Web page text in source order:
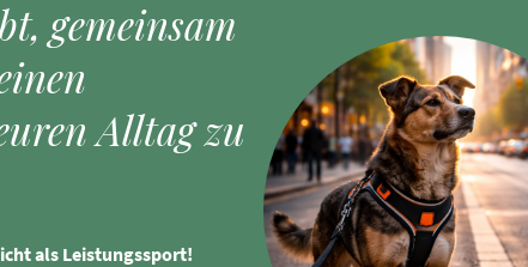
gemeinsam
Alltag zu
als Leistungssport!